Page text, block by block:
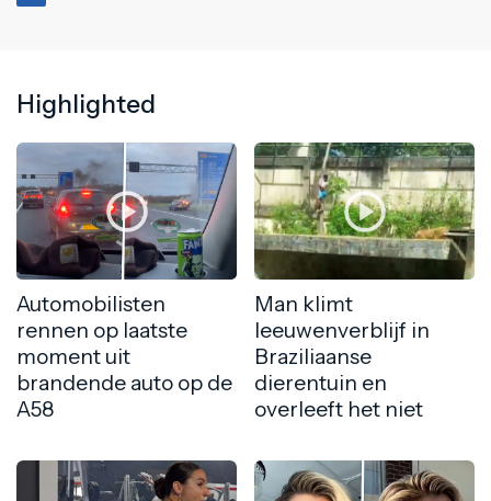
Highlighted
Automobilisten
rennen op laatste
moment uit
brandende auto op de
A58
Man klimt
leeuwenverblijf in
Braziliaanse
dierentuin en
overleeft het niet